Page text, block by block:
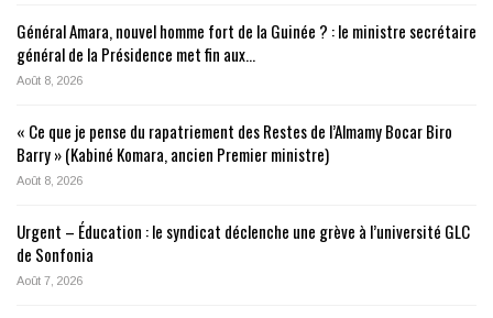
Général Amara, nouvel homme fort de la Guinée ? : le ministre secrétaire
général de la Présidence met fin aux…
Août 8, 2026
« Ce que je pense du rapatriement des Restes de l’Almamy Bocar Biro
Barry » (Kabiné Komara, ancien Premier ministre)
Août 8, 2026
Urgent – Éducation : le syndicat déclenche une grève à l’université GLC
de Sonfonia
Août 7, 2026